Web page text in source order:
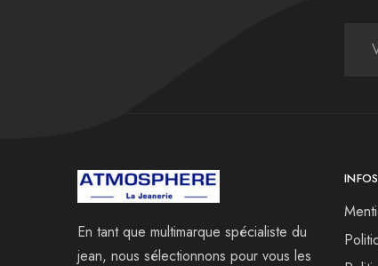
En tant que multimarque spécialiste du
jean, nous sélectionnons pour vous les
INFOS